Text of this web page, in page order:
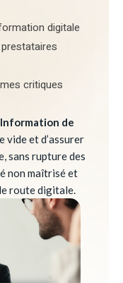
digitale
critiques
de
vide et d’assurer
sans rupture des
non maîtrisé et
route digitale.